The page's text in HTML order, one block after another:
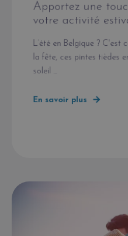
Apportez une
votre activité
L’été en Belgique ? C'est
la fête, ces pintes tièdes
soleil ...
En savoir plus